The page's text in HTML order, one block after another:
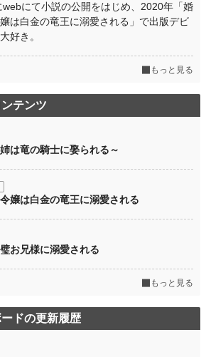
にて小説の公開をはじめ、2020年「婚
は白金の竜王に溺愛される」で出版デビ
好き。
もっと見る
テンツ
は竜の騎士に娶られる～
嬢は白金の竜王に溺愛される
お兄様に溺愛される
もっと見る
ドの更新履歴